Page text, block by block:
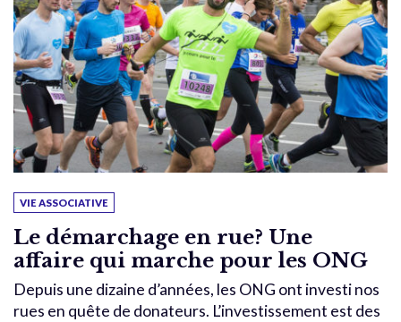
VIE ASSOCIATIVE
Le démarchage en rue? Une
affaire qui marche pour les ONG
Depuis une dizaine d’années, les ONG ont investi nos
rues en quête de donateurs. L’investissement est des